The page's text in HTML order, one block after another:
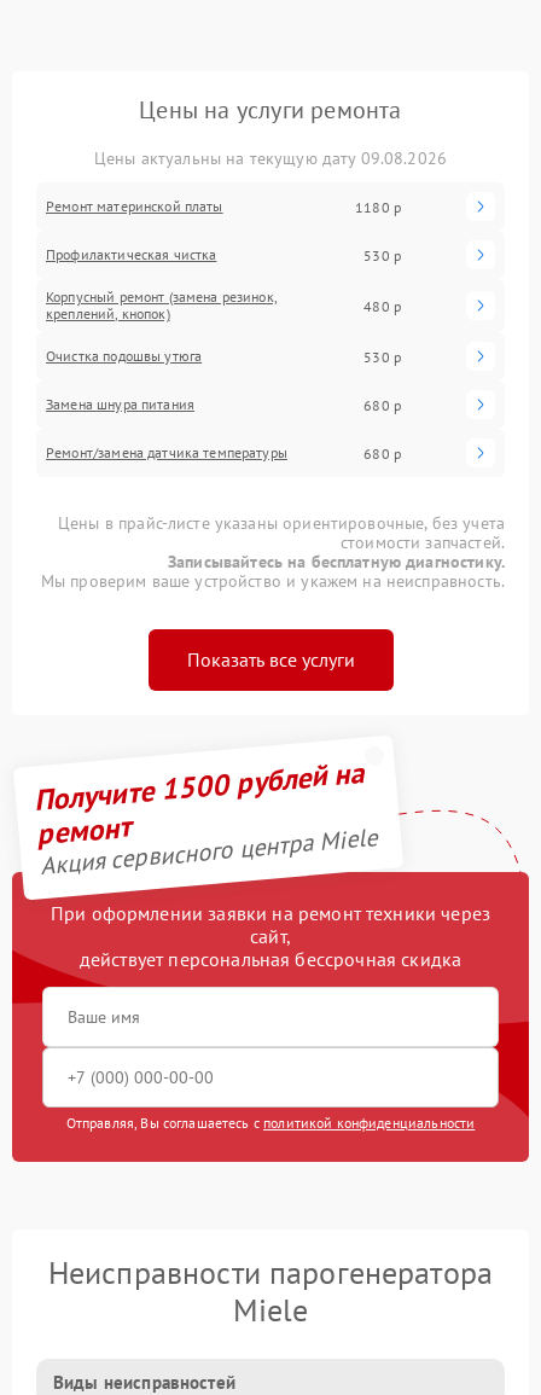
Цены на услуги ремонта
Цены актуальны на текущую дату 09.08.2026
Ремонт материнской платы 1180 р
Профилактическая чистка 530 р
Корпусный ремонт (замена резинок,
креплений, кнопок)
480 р
Очистка подошвы утюга 530 р
Замена шнура питания 680 р
Ремонт/замена датчика температуры 680 р
Цены в прайс-листе указаны ориентировочные, без учета
стоимости запчастей.
Записывайтесь на бесплатную диагностику.
Мы проверим ваше устройство и укажем на неисправность.
Показать все услуги
Получите 1500 рублей на
ремонт
Акция сервисного центра Miele
При оформлении заявки на ремонт техники через
сайт,
действует персональная бессрочная скидка
Отправляя, Вы соглашаетесь с политикой конфиденциальности
Неисправности парогенератора
Miele
Виды неисправностей